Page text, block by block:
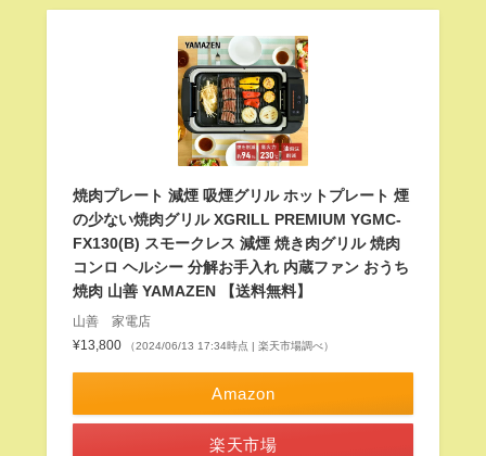
焼肉プレート 減煙 吸煙グリル ホットプレート 煙
の少ない焼肉グリル XGRILL PREMIUM YGMC-
FX130(B) スモークレス 減煙 焼き肉グリル 焼肉
コンロ ヘルシー 分解お手入れ 内蔵ファン おうち
焼肉 山善 YAMAZEN 【送料無料】
山善 家電店
¥13,800
（2024/06/13 17:34時点 | 楽天市場調べ）
Amazon
楽天市場